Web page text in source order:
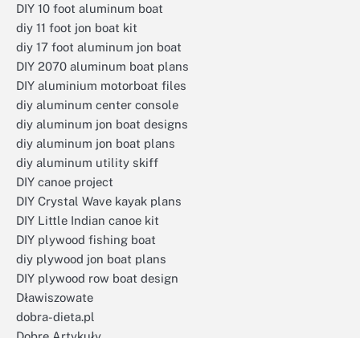
DIY 10 foot aluminum boat
diy 11 foot jon boat kit
diy 17 foot aluminum jon boat
DIY 2070 aluminum boat plans
DIY aluminium motorboat files
diy aluminum center console
diy aluminum jon boat designs
diy aluminum jon boat plans
diy aluminum utility skiff
DIY canoe project
DIY Crystal Wave kayak plans
DIY Little Indian canoe kit
DIY plywood fishing boat
diy plywood jon boat plans
DIY plywood row boat design
Dławiszowate
dobra-dieta.pl